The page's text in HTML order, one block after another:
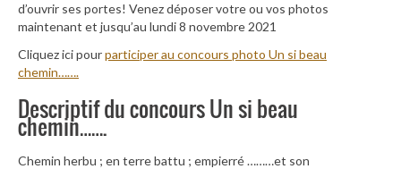
d’ouvrir ses portes! Venez déposer votre ou vos photos
maintenant et jusqu’au lundi 8 novembre 2021
Cliquez ici pourparticiper au concours photo Un si beau
chemin…….
Descriptif du concours Un si beau
chemin…….
Chemin herbu ; en terre battu ; empierré ………et son